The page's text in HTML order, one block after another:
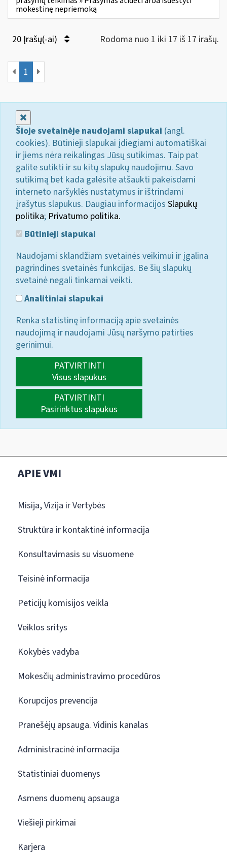
mokestinę nepriemoką
20 Įrašų(-ai) Rodoma nuo 1 iki 17 iš 17 irašų.
1
Šioje svetainėje naudojami slapukai (angl.
cookies). Būtinieji slapukai įdiegiami automatiškai
ir jiems nėra reikalingas Jūsų sutikimas. Taip pat
galite sutikti ir su kitų slapukų naudojimu. Savo
sutikimą bet kada galėsite atšaukti pakeisdami
interneto naršyklės nustatymus ir ištrindami
įrašytus slapukus. Daugiau informacijos Slapukų
politika; Privatumo politika.
Būtinieji slapukai
Naudojami sklandžiam svetainės veikimui ir įgalina
pagrindines svetainės funkcijas. Be šių slapukų
svetainė negali tinkamai veikti.
Analitiniai slapukai
Renka statistinę informaciją apie svetainės
naudojimą ir naudojami Jūsų naršymo patirties
gerinimui.
PATVIRTINTI
Visus slapukus
PATVIRTINTI
Pasirinktus slapukus
APIE VMI
Misija, Vizija ir Vertybės
Struktūra ir kontaktinė informacija
Konsultavimasis su visuomene
Teisinė informacija
Peticijų komisijos veikla
Veiklos sritys
Kokybės vadyba
Mokesčių administravimo procedūros
Korupcijos prevencija
Pranešėjų apsauga. Vidinis kanalas
Administracinė informacija
Statistiniai duomenys
Asmens duomenų apsauga
Viešieji pirkimai
Karjera